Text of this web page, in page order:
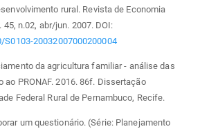
rural. Revista de Economia
45, n.02, abr/jun. 2007. DOI:
20032007000200004
da agricultura familiar - análise das
PRONAF. 2016. 86f. Dissertação
Federal Rural de Pernambuco, Recife.
um questionário. (Série: Planejamento